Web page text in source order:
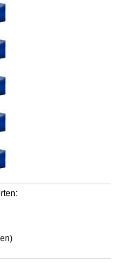
B417 ,2.8out of5